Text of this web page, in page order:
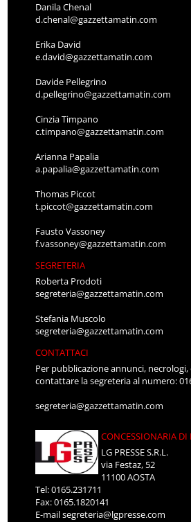
Danila Chenal
d.chenal@gazzettamatin.com
Erika David
e.david@gazzettamatin.com
Davide Pellegrino
d.pellegrino@gazzettamatin.com
Cinzia Timpano
c.timpano@gazzettamatin.com
Arianna Papalia
a.papalia@gazzettamatin.com
Thomas Piccot
t.piccot@gazzettamatin.com
Fausto Vassoney
f.vassoney@gazzettamatin.com
SEGRETERIA
Roberta Prodoti
segreteria@gazzettamatin.com
Stefania Muscolo
segreteria@gazzettamatin.com
CONTATTACI
Per pubblicazione annunci,
contattare la segreteria al numero:
segreteria@gazzettamatin.com
CONCESSIONARIA DI
LG PRESSE S.R.L.
via Festaz, 52
11100 AOSTA
Tel: 0165.231711
Fax: 0165.1820141
E-mailsegreteria@lgpresse.com